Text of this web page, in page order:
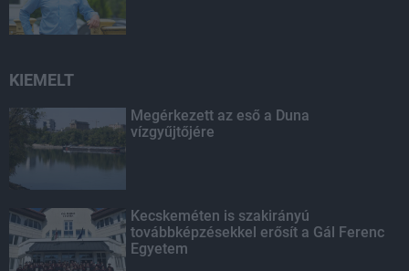
KIEMELT
Megérkezett az eső a Duna
vízgyűjtőjére
Kecskeméten is szakirányú
továbbképzésekkel erősít a Gál Ferenc
Egyetem